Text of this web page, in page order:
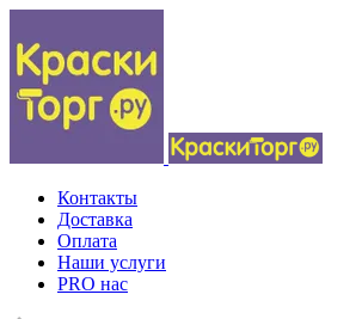
Контакты
Доставка
Оплата
Наши услуги
PRO нас